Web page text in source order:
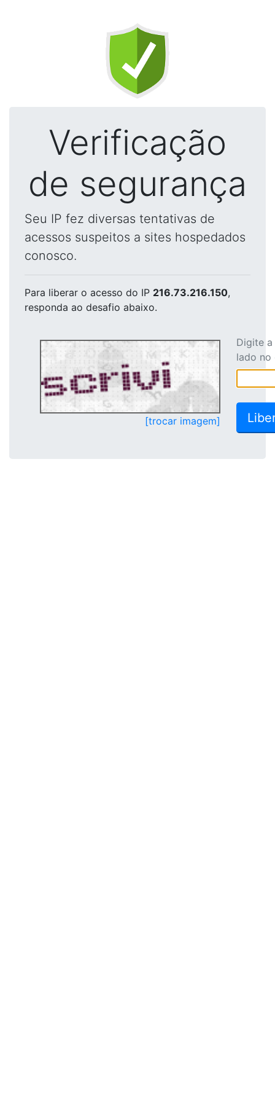
Verificação
de segurança
Seu IP fez diversas tentativas de
acessos suspeitos a sites hospedados
conosco.
Para liberar o acesso do IP 216.73.216.150,
responda ao desafio abaixo.
[trocar imagem]
Digite
lado no